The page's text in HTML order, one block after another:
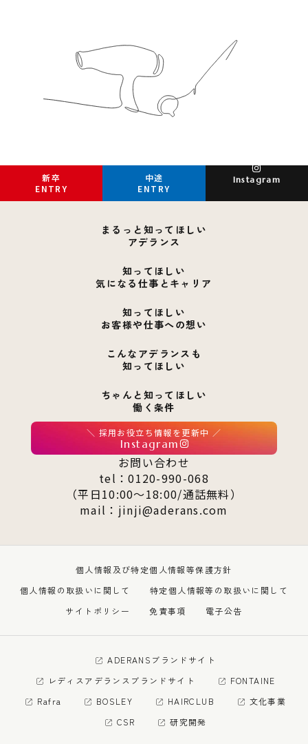
新卒
ENTRY
中途
ENTRY
Instagram
まるっと知ってほしい
アデランス
知ってほしい
気になる仕事とキャリア
知ってほしい
お客様や仕事への想い
こんなアデランスも
知ってほしい
ちゃんと知ってほしい
働く条件
＼ 採用お役立ち情報を更新中 ／
Instagram
お問い合わせ
tel：0120-990-068
（平日10:00～18:00/通話無料）
mail：jinji@aderans.com
個人情報及び特定個人情報等保護方針
個人情報の取扱いに関して
特定個人情報等の取扱いに関して
サイトポリシー
免責事項 電子公告
ADERANSブランドサイト
レディスアデランスブランドサイト
FONTAINE
Rafra
BOSLEY HAIRCLUB
文化事業
CSR
研究開発